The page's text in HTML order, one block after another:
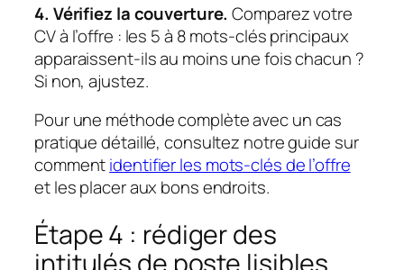
4. Vérifiez la couverture. Comparez votre
CV à l’offre : les 5 à 8 mots-clés principaux
apparaissent-ils au moins une fois chacun ?
Si non, ajustez.
Pour une méthode complète avec un cas
pratique détaillé, consultez notre guide sur
commentidentifier les mots-clés de l’offre
et les placer aux bons endroits.
Étape 4 : rédiger des